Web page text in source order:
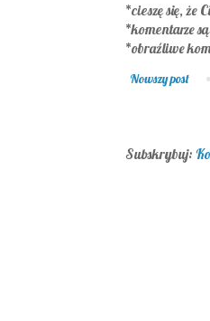
*cieszę się, że
*komentarze
*obraźliwe
Nowszy post
Subskrybuj: